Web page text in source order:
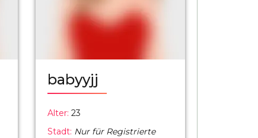
babyyjj
Alter: 23
Stadt: Nur für Registrierte